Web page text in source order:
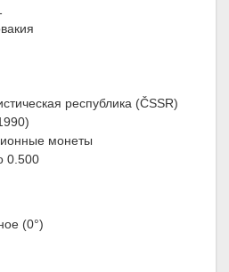
республика (ČSSR)
монеты
0.500
(0°)